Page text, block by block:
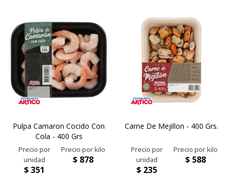
Pulpa Camaron Cocido Con
Cola - 400 Grs
$351
$ 878
Carne De Mejillon - 400 Grs.
$ 235
$ 588